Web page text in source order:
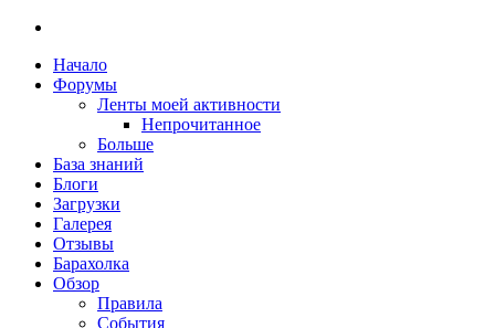
Начало
Форумы
Ленты моей активности
Непрочитанное
Больше
База знаний
Блоги
Загрузки
Галерея
Отзывы
Барахолка
Обзор
Правила
События